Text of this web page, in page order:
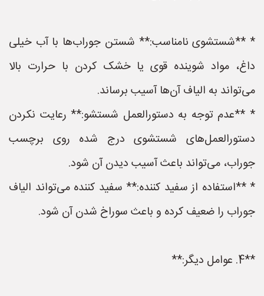
* **شستشوی نامناسب:** شستن جوراب‌ها با آب خیلی
داغ، مواد شوینده قوی یا خشک کردن با حرارت بالا
می‌تواند به الیاف آن‌ها آسیب برساند.
* **عدم توجه به دستورالعمل شستشو:** رعایت نکردن
دستورالعمل‌های شستشوی درج شده روی برچسب
جوراب، می‌تواند باعث آسیب دیدن آن شود.
* **استفاده از سفید کننده:** سفید کننده می‌تواند الیاف
جوراب را ضعیف کرده و باعث سوراخ شدن آن شود.
**4. عوامل دیگر:**